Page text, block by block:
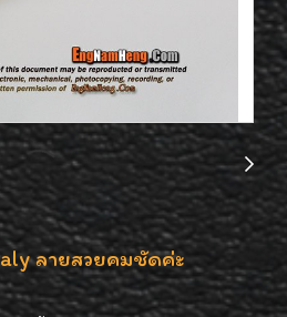
ลายสวยคมชัดค่ะ